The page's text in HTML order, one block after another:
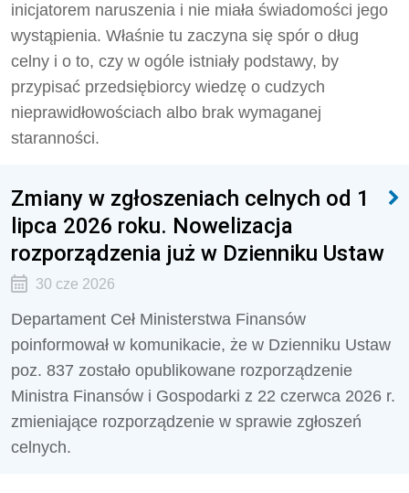
inicjatorem naruszenia i nie miała świadomości jego
wystąpienia. Właśnie tu zaczyna się spór o dług
celny i o to, czy w ogóle istniały podstawy, by
przypisać przedsiębiorcy wiedzę o cudzych
nieprawidłowościach albo brak wymaganej
staranności.
Zmiany w zgłoszeniach celnych od 1
lipca 2026 roku. Nowelizacja
rozporządzenia już w Dzienniku Ustaw
30 cze 2026
Departament Ceł Ministerstwa Finansów
poinformował w komunikacie, że w Dzienniku Ustaw
poz. 837 zostało opublikowane rozporządzenie
Ministra Finansów i Gospodarki z 22 czerwca 2026 r.
zmieniające rozporządzenie w sprawie zgłoszeń
celnych.